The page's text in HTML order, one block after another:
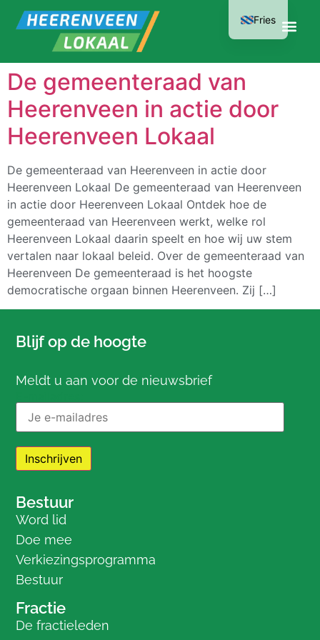
De gemeenteraad van
Heerenveen in actie door
Heerenveen Lokaal
De gemeenteraad van Heerenveen in actie door
Heerenveen Lokaal De gemeenteraad van Heerenveen
in actie door Heerenveen Lokaal Ontdek hoe de
gemeenteraad van Heerenveen werkt, welke rol
Heerenveen Lokaal daarin speelt en hoe wij uw stem
vertalen naar lokaal beleid. Over de gemeenteraad van
Heerenveen De gemeenteraad is het hoogste
democratische orgaan binnen Heerenveen. Zij […]
Blijf op de hoogte
Meldt u aan voor de nieuwsbrief
Bestuur
Word lid
Doe mee
Verkiezingsprogramma
Bestuur
Fractie
De fractieleden
Fries